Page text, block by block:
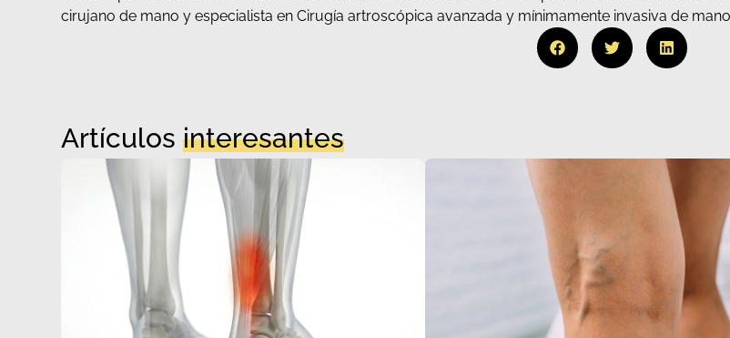
cirujano de mano y especialista en Cirugía artroscópica avanzada y mínimamente invasiva de
Artículosinteresantes